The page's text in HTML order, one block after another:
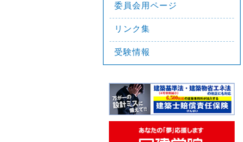
委員会用ページ
リンク集
受験情報